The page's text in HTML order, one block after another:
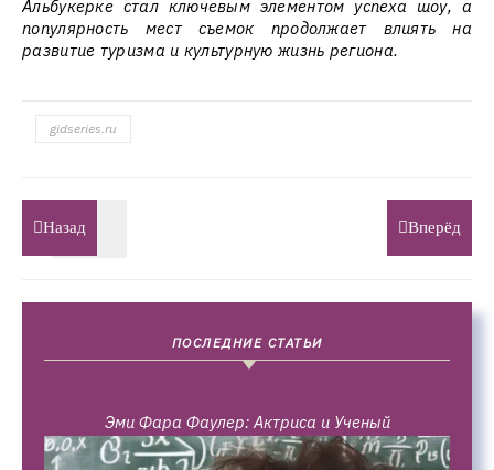
Альбукерке стал ключевым элементом успеха шоу, а
популярность мест съемок продолжает влиять на
развитие туризма и культурную жизнь региона.
gidseries.ru
Назад Вперёд
ПОСЛЕДНИЕ СТАТЬИ
Эми Фара Фаулер: Актриса и Ученый